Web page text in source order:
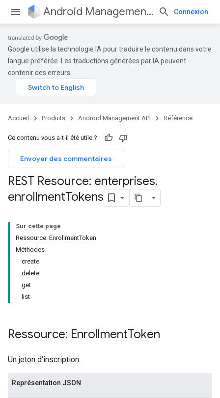
Android Management API Connexion
Google utilise la technologie IA pour traduire le contenu dans votre
langue préférée. Les traductions générées par IA peuvent
contenir des erreurs.
Accueil Produits Android Management API Référence
Ce contenu vous a-t-il été utile ?
Envoyer des commentaires
REST Resource: enterprises.
enrollmentTokens
Sur cette page
Ressource: EnrollmentToken
Méthodes
create
delete
get
list
Ressource: EnrollmentToken
Un jeton d'inscription.
Représentation JSON